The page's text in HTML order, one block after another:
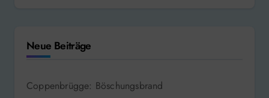
Neue Beiträge
Coppenbrügge: Böschungsbrand